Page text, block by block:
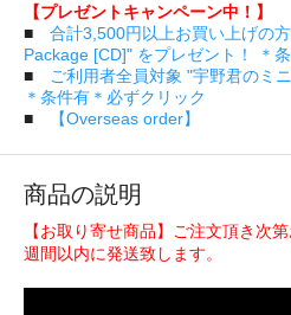
【プレゼントキャンペーン中！】
■ 合計3,500円以上お買い上げの
Package [CD]" をプレゼント！ ＊
■
ご利用者全員対象 "宇野君のミ
＊条件有＊必ずクリック
■
【Overseas order】
商品の説明
【お取り寄せ商品】ご注文頂き次
週間以内に発送致します。